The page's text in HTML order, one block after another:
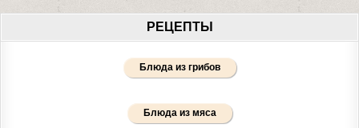
РЕЦЕПТЫ
Блюда из грибов
Блюда из мяса